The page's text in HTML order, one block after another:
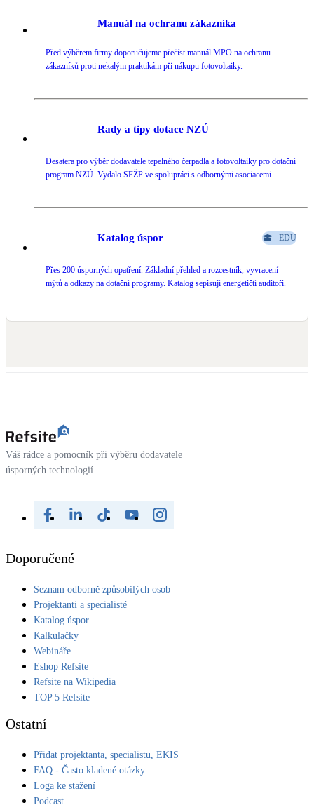
Manuál na ochranu zákazníka
Před výběrem firmy doporučujeme přečíst manuál MPO na ochranu
zákazníků proti nekalým praktikám při nákupu fotovoltaiky.
Rady a tipy dotace NZÚ
Desatera pro výběr dodavatele tepelného čerpadla a fotovoltaiky pro dotační
program NZÚ. Vydalo SFŽP ve spolupráci s odbornými asociacemi.
Katalog úspor EDU
Přes 200 úsporných opatření. Základní přehled a rozcestník, vyvracení
mýtů a odkazy na dotační programy. Katalog sepisují energetičtí auditoři.
Váš rádce a pomocník při výběru dodavatele
úsporných technologií
Doporučené
Seznam odborně způsobilých osob
Projektanti a specialisté
Katalog úspor
Kalkulačky
Webináře
Eshop Refsite
Refsite na Wikipedia
TOP 5 Refsite
Ostatní
Přidat projektanta, specialistu, EKIS
FAQ - Často kladené otázky
Loga ke stažení
Podcast